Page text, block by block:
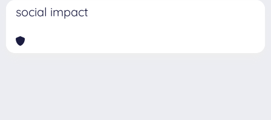
social impact